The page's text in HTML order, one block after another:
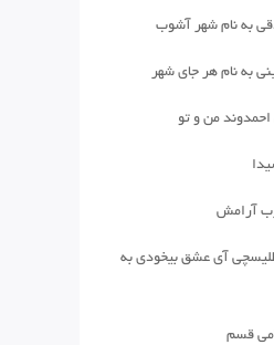
به نام شهر آشوب
به نام هر جای شهر
من و تو
آرامش
آی عشق بیخودی به
قسم